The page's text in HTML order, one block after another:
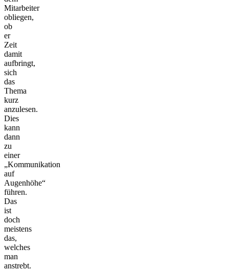
Mitarbeiter
obliegen,
ob
er
Zeit
damit
aufbringt,
sich
das
Thema
kurz
anzulesen.
Dies
kann
dann
zu
einer
„Kommunikation
auf
Augenhöhe“
führen.
Das
ist
doch
meistens
das,
welches
man
anstrebt.